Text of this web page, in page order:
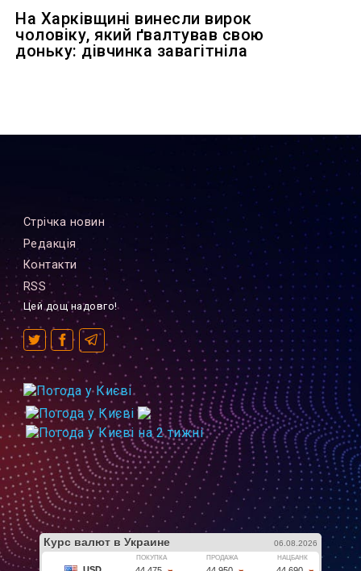
На Харківщині винесли вирок
чоловіку, який ґвалтував свою
доньку: дівчинка завагітніла
Стрiчка новин
Редакцiя
Контакти
RSS
Цей дощ надовго!